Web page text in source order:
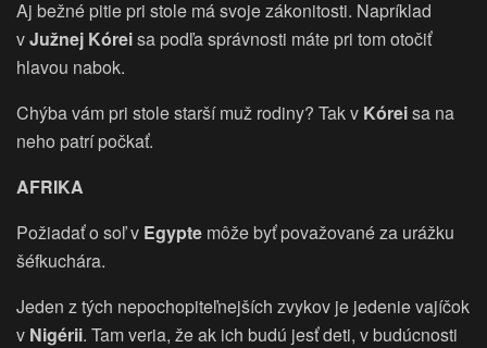
Aj bežné pitie pri stole má svoje zákonitosti. Napríklad
vJužnej Kóreisa podľa správnosti máte pri tom otočiť
hlavou nabok.
Chýba vám pri stole starší muž rodiny? Tak v Kóreisa na
neho patrí počkať.
AFRIKA
Požiadať o soľ v Egypte môže byť považované za urážku
šéfkuchára.
Jeden z tých nepochopiteľnejších zvykov je jedenie vajíčok
v Nigérii. Tam veria, že ak ich budú jesť deti, v budúcnosti